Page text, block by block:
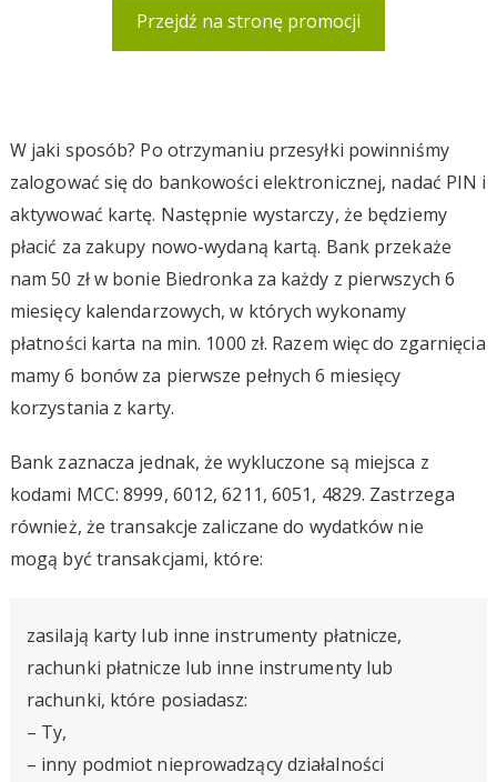
Przejdź na stronę promocji
W jaki sposób? Po otrzymaniu przesyłki powinniśmy
zalogować się do bankowości elektronicznej, nadać PIN i
aktywować kartę. Następnie wystarczy, że będziemy
płacić za zakupy nowo-wydaną kartą. Bank przekaże
nam 50 zł w bonie Biedronka za każdy z pierwszych 6
miesięcy kalendarzowych, w których wykonamy
płatności karta na min. 1000 zł. Razem więc do zgarnięcia
mamy 6 bonów za pierwsze pełnych 6 miesięcy
korzystania z karty.
Bank zaznacza jednak, że wykluczone są miejsca z
kodami MCC: 8999, 6012, 6211, 6051, 4829. Zastrzega
również, że transakcje zaliczane do wydatków nie
mogą być transakcjami, które:
zasilają karty lub inne instrumenty płatnicze,
rachunki płatnicze lub inne instrumenty lub
rachunki, które posiadasz:
– Ty,
– inny podmiot nieprowadzący działalności